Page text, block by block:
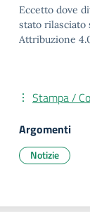
Eccetto dove
stato rilasciato
Attribuzione
Stampa /
Argomenti
Notizie